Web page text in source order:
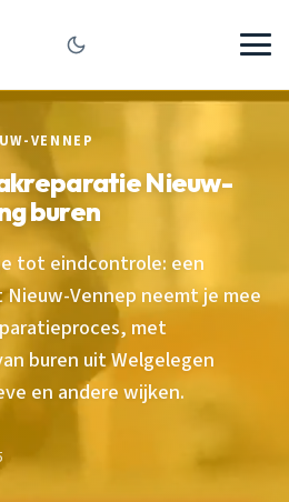
VENNEP
Nieuw-
buren
tot eindcontrole: een
Vennep neemt je mee
met
buren uit Welgelegen
en andere wijken.